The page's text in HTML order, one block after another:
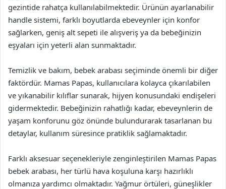
gezintide rahatça kullanılabilmektedir. Ürünün ayarlanabilir
handle sistemi, farklı boyutlarda ebeveynler için konfor
sağlarken, geniş alt sepeti ile alışveriş ya da bebeğinizin
eşyaları için yeterli alan sunmaktadır.
Temizlik ve bakım, bebek arabası seçiminde önemli bir diğer
faktördür. Mamas Papas, kullanıcılara kolayca çıkarılabilen
ve yıkanabilir kılıflar sunarak, hijyen konusundaki endişeleri
gidermektedir. Bebeğinizin rahatlığı kadar, ebeveynlerin de
yaşam konforunu göz önünde bulundurarak tasarlanan bu
detaylar, kullanım süresince pratiklik sağlamaktadır.
Farklı aksesuar seçenekleriyle zenginleştirilen Mamas Papas
bebek arabası, her türlü hava koşuluna karşı hazırlıklı
olmanıza yardımcı olmaktadır. Yağmur örtüleri, güneşlikler